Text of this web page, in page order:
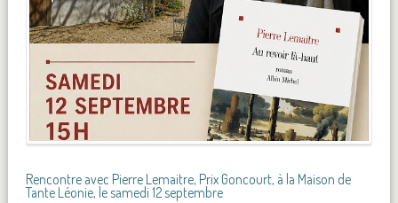
Rencontre avec Pierre Lemaitre, Prix Goncourt, à la Maison de
Tante Léonie, le samedi 12 septembre